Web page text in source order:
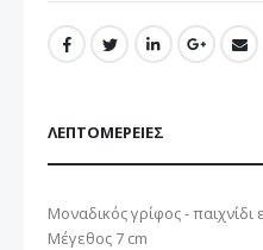
ΛΕΠΤΟΜΈΡΕΙΕΣ
Μοναδικός γρίφος - παιχνίδι
Μέγεθος 7 cm